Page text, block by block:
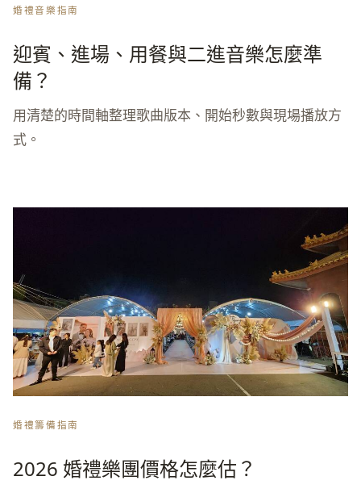
婚禮音樂指南
迎賓、進場、用餐與二進音樂怎麼準
備？
用清楚的時間軸整理歌曲版本、開始秒數與現場播放方
式。
婚禮籌備指南
2026 婚禮樂團價格怎麼估？